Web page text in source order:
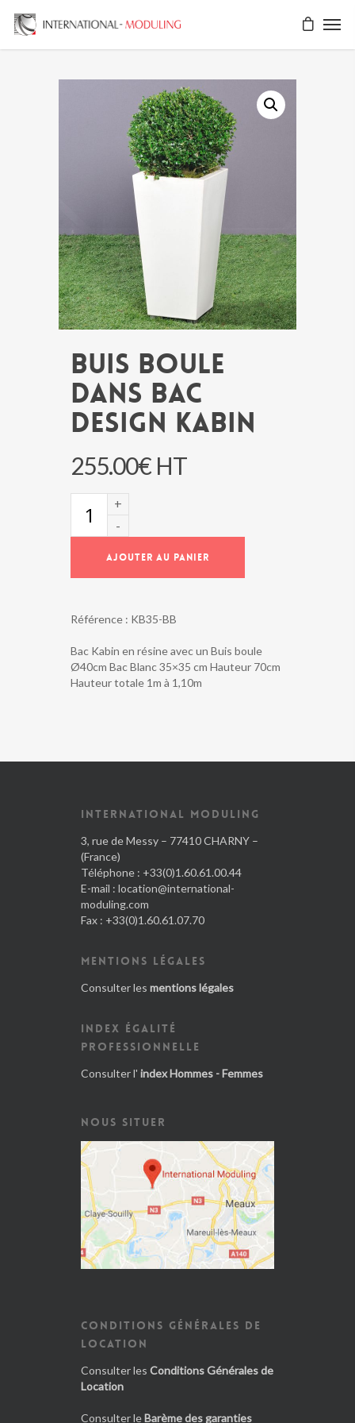
BUIS BOULE
DANS BAC
DESIGN KABIN
255.00€ HT
BAC
AJOUTER AU PANIER
Référence : KB35-BB
Bac Kabin en résine avec un Buis boule
Ø40cm Bac Blanc 35×35 cm Hauteur 70cm
Hauteur totale 1m à 1,10m
INTERNATIONAL MODULING
3, rue de Messy – 77410 CHARNY –
(France)
Téléphone : +33(0)1.60.61.00.44
E-mail : location@international-
moduling.com
Fax : +33(0)1.60.61.07.70
MENTIONS LÉGALES
Consulter les mentions légales
INDEX ÉGALITÉ
PROFESSIONNELLE
Consulter l' index Hommes - Femmes
NOUS SITUER
CONDITIONS GÉNÉRALES DE
LOCATION
Consulter les Conditions Générales de
Location
Consulter le Barème des garanties